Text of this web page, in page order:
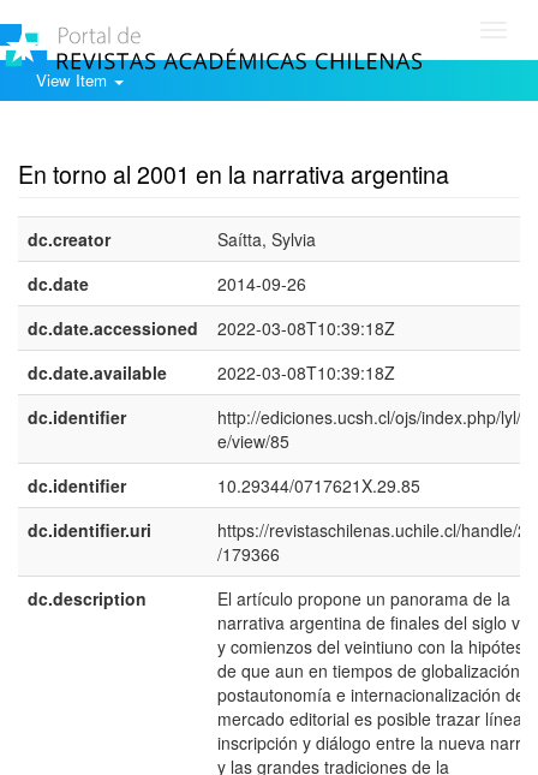
View Item
En torno al 2001 en la narrativa argentina
dc.creator
Saí­tta, Sylvia
dc.date
2014-09-26
dc.date.accessioned
2022-03-08T10:39:18Z
dc.date.available
2022-03-08T10:39:18Z
dc.identifier
http://ediciones.ucsh.cl/ojs/index.php/lyl/
e/view/85
dc.identifier
10.29344/0717621X.29.85
dc.identifier.uri
https://revistaschilenas.uchile.cl/handle/
/179366
dc.description
El artí­culo propone un panorama de la
narrativa argentina de finales del siglo
y comienzos del veintiuno con la hipótesis
de que aun en tiempos de globalización,
postautonomí­a e internacionalización del
mercado editorial es posible trazar lí­neas
inscripción y diálogo entre la nueva
y las grandes tradiciones de la